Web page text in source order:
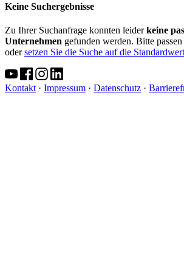
Keine Suchergebnisse
Zu Ihrer Suchanfrage konnten leiderkeine
Unternehmen gefunden werden. Bitte
odersetzen Sie die Suche auf die
Kontakt · Impressum · Datenschutz ·